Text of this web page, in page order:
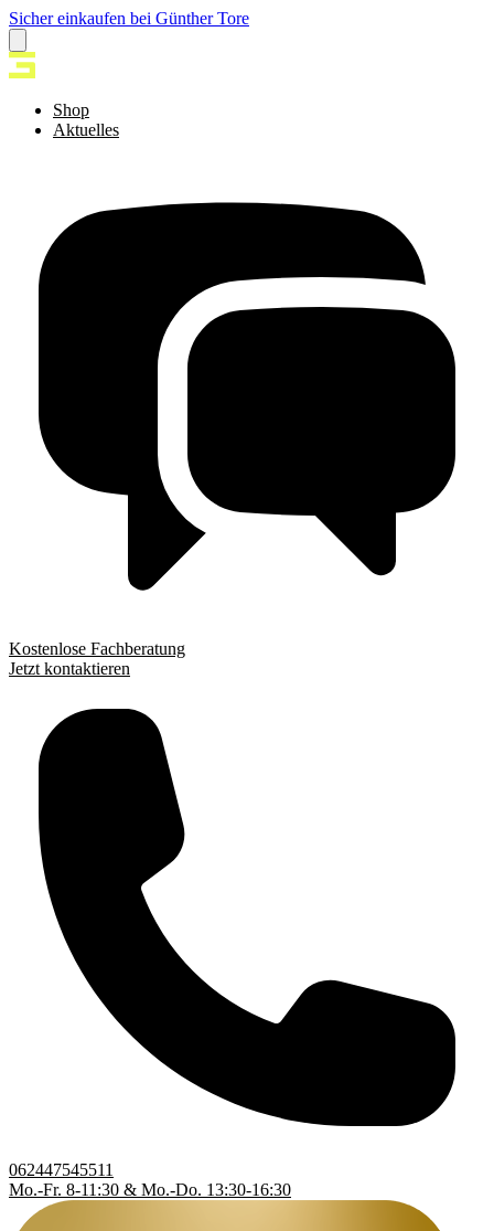
Sicher einkaufen bei Günther Tore
Shop
Aktuelles
Kostenlose Fachberatung
Jetzt kontaktieren
062447545511
Mo.-Fr. 8-11:30 & Mo.-Do. 13:30-16:30